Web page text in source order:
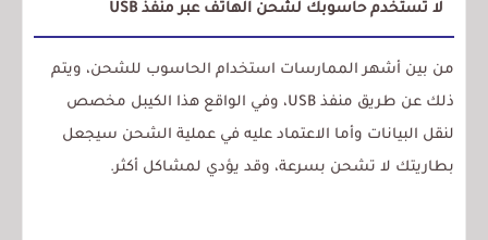
لا تستخدم حاسوبك لشحن الهاتف عبر منفذ USB
من بين أشهر الممارسات استخدام الحاسوب للشحن، ويتم
ذلك عن طريق منفذ USB، وفي الواقع هذا الكيبل مخصص
لنقل البيانات وأما الاعتماد عليه في عملية الشحن سيجعل
بطاريتك لا تشحن بسرعة، وقد يؤدي لمشاكل أكثر.